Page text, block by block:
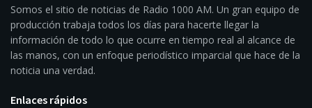
Somos el sitio de noticias de Radio 1000 AM. Un gran equipo de
producción trabaja todos los días para hacerte llegar la
información de todo lo que ocurre en tiempo real al alcance de
las manos, con un enfoque periodístico imparcial que hace de la
noticia una verdad.
Enlaces rápidos